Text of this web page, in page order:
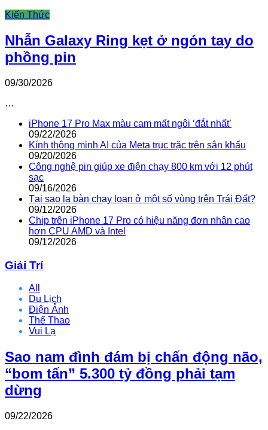
Kiến Thức
Nhẫn Galaxy Ring kẹt ở ngón tay do
phồng pin
09/30/2026
…
iPhone 17 Pro Max màu cam mất ngôi ‘đắt nhất’
09/22/2026
Kính thông minh AI của Meta trục trặc trên sân khấu
09/20/2026
Công nghệ pin giúp xe điện chạy 800 km với 12 phút
sạc
09/16/2026
Tại sao la bàn chạy loạn ở một số vùng trên Trái Đất?
09/12/2026
Chip trên iPhone 17 Pro có hiệu năng đơn nhân cao
hơn CPU AMD và Intel
09/12/2026
Giải Trí
All
Du Lịch
Điện Ảnh
Thể Thao
Vui Lạ
Sao nam đình đám bị chấn động não,
“bom tấn” 5.300 tỷ đồng phải tạm
dừng
09/22/2026